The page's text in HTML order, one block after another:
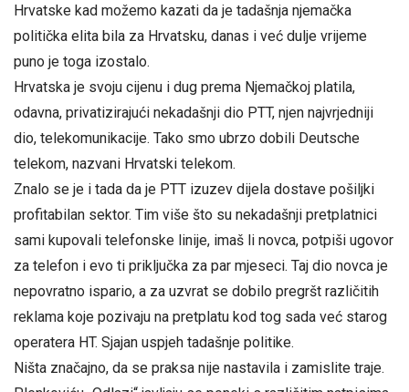
Hrvatske kad možemo kazati da je tadašnja njemačka
politička elita bila za Hrvatsku, danas i već dulje vrijeme
puno je toga izostalo.
Hrvatska je svoju cijenu i dug prema Njemačkoj platila,
odavna, privatizirajući nekadašnji dio PTT, njen najvrjedniji
dio, telekomunikacije. Tako smo ubrzo dobili Deutsche
telekom, nazvani Hrvatski telekom.
Znalo se je i tada da je PTT izuzev dijela dostave pošiljki
profitabilan sektor. Tim više što su nekadašnji pretplatnici
sami kupovali telefonske linije, imaš li novca, potpiši ugovor
za telefon i evo ti priključka za par mjeseci. Taj dio novca je
nepovratno ispario, a za uzvrat se dobilo pregršt različitih
reklama koje pozivaju na pretplatu kod tog sada već starog
operatera HT. Sjajan uspjeh tadašnje politike.
Ništa značajno, da se praksa nije nastavila i zamislite traje.